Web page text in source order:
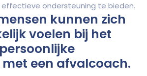
ondersteuning te bieden.
kunnen zich
voelen bij het
een afvalcoach.